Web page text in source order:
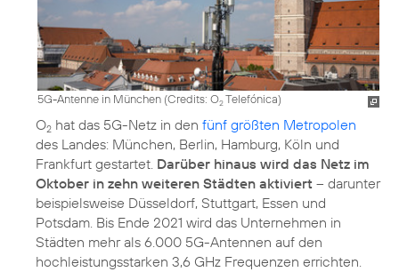
5G-Antenne in München (Credits: O2Telefónica)
O2 hat das 5G-Netz in den fünf größten Metropolen
des Landes: München, Berlin, Hamburg, Köln und
Frankfurt gestartet. Darüber hinaus wird das Netz im
Oktober in zehn weiteren Städten aktiviert – darunter
beispielsweise Düsseldorf, Stuttgart, Essen und
Potsdam. Bis Ende 2021 wird das Unternehmen in
Städten mehr als 6.000 5G-Antennen auf den
hochleistungsstarken 3,6 GHz Frequenzen errichten.